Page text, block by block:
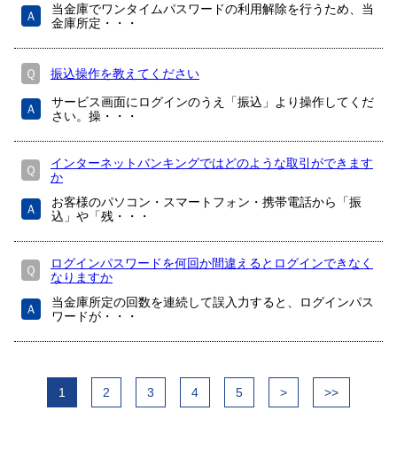
Ａ
当金庫でワンタイムパスワードの利用解除を行うため、当
金庫所定・・・
Ｑ 振込操作を教えてください
Ａ
サービス画面にログインのうえ「振込」より操作してくだ
さい。操・・・
Ｑ
インターネットバンキングではどのような取引ができます
か
Ａ
お客様のパソコン・スマートフォン・携帯電話から「振
込」や「残・・・
Ｑ
ログインパスワードを何回か間違えるとログインできなく
なりますか
Ａ
当金庫所定の回数を連続して誤入力すると、ログインパス
ワードが・・・
1 2 3 4 5 > >>